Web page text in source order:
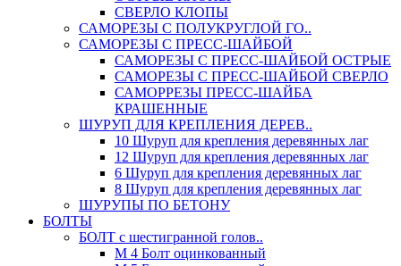
СВЕРЛО КЛОПЫ
САМОРЕЗЫ С ПОЛУКРУГЛОЙ ГО..
САМОРЕЗЫ С ПРЕСС-ШАЙБОЙ
САМОРЕЗЫ С ПРЕСС-ШАЙБОЙ ОСТРЫЕ
САМОРЕЗЫ С ПРЕСС-ШАЙБОЙ СВЕРЛО
САМОРРЕЗЫ ПРЕСС-ШАЙБА
КРАШЕННЫЕ
ШУРУП ДЛЯ КРЕПЛЕНИЯ ДЕРЕВ..
10 Шуруп для крепления деревянных лаг
12 Шуруп для крепления деревянных лаг
6 Шуруп для крепления деревянных лаг
8 Шуруп для крепления деревянных лаг
ШУРУПЫ ПО БЕТОНУ
БОЛТЫ
БОЛТ с шестигранной голов..
М 4 Болт оцинкованный